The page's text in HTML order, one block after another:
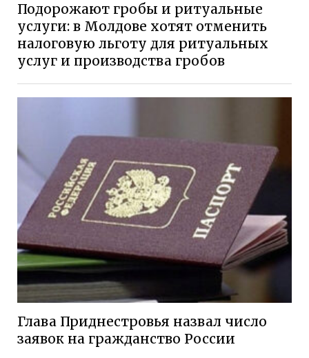
Подорожают гробы и ритуальные
услуги: в Молдове хотят отменить
налоговую льготу для ритуальных
услуг и производства гробов
Глава Приднестровья назвал число
заявок на гражданство России